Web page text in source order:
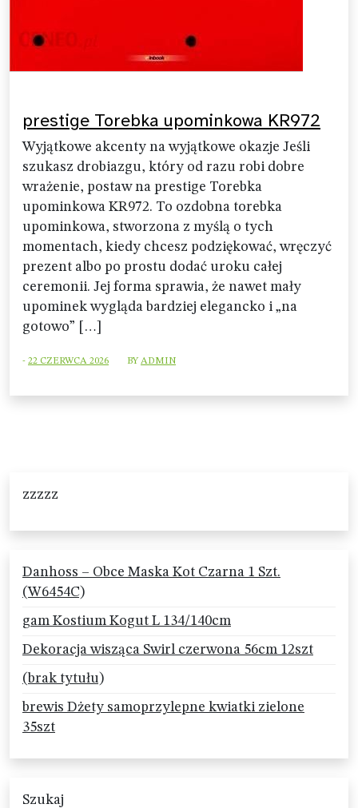
prestige Torebka upominkowa KR972
Wyjątkowe akcenty na wyjątkowe okazje Jeśli
szukasz drobiazgu, który od razu robi dobre
wrażenie, postaw na prestige Torebka
upominkowa KR972. To ozdobna torebka
upominkowa, stworzona z myślą o tych
momentach, kiedy chcesz podziękować, wręczyć
prezent albo po prostu dodać uroku całej
ceremonii. Jej forma sprawia, że nawet mały
upominek wygląda bardziej elegancko i „na
gotowo” […]
- 22 CZERWCA 2026 BYADMIN
zzzzz
Danhoss – Obce Maska Kot Czarna 1 Szt.
(W6454C)
gam Kostium Kogut L 134/140cm
Dekoracja wisząca Swirl czerwona 56cm 12szt
(brak tytułu)
brewis Dżety samoprzylepne kwiatki zielone
35szt
Szukaj